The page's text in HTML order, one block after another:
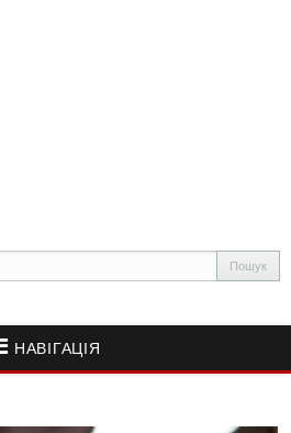
НАВІГАЦІЯ